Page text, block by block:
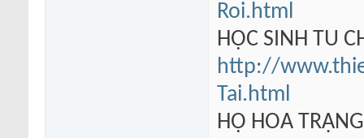
Roi.html
HỌC SINH TU
http://
Tai.html
HỘ HOA